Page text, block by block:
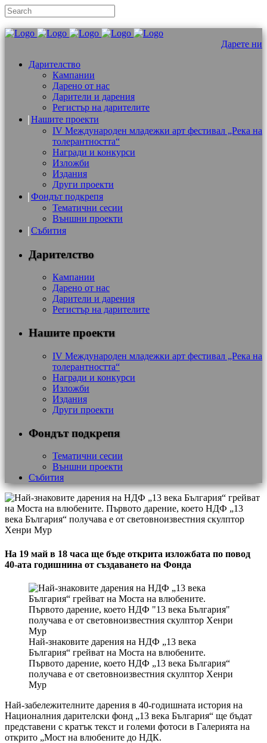
Дарете ни
Дарителство
Кампании
Дарено от нас
Дарители и дарения
Регистър на дарителите
Нашите проекти
IV Международен младежки арт фестивал „Река на
толерантността“
Награди и конкурси
Изложби
Издания
Други проекти
Фондът подкрепя
Тематични сесии
Външни проекти
Събития
Дарителство
Кампании
Дарено от нас
Дарители и дарения
Регистър на дарителите
Нашите проекти
IV Международен младежки арт фестивал „Река на
толерантността“
Награди и конкурси
Изложби
Издания
Други проекти
Фондът подкрепя
Тематични сесии
Външни проекти
Събития
На 19 май в 18 часа ще бъде открита изложбата по повод
40-ата годишнина от създаването на Фонда
Най-знаковите дарения на НДФ „13 века
България“ грейват на Моста на влюбените.
Първото дарение, което НДФ „13 века България“
получава е от световноизвестния скулптор Хенри
Мур
Най-забележителните дарения в 40-годишната история на
Националния дарителски фонд „13 века България“ ще бъдат
представени с кратък текст и големи фотоси в Галерията на
открито „Мост на влюбените до НДК.